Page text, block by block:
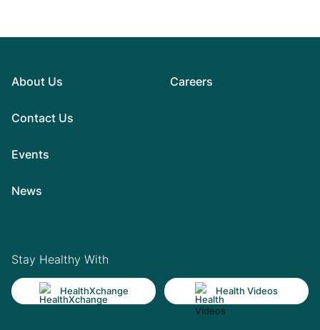
About Us
Contact Us
Events
News
Careers
Stay Healthy With
HealthXchange Health Videos